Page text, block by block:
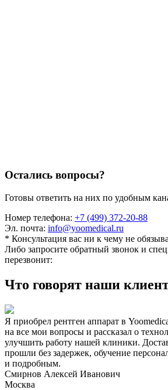
Остались вопросы?
Готовы ответить на них по удобным
Номер телефона: +7 (499) 372-20-88
Эл. почта: info@yoomedical.ru
* Консультация вас ни к чему не
Либо запросите обратный звонок и
перезвонит:
Что говорят наши
Я приобрел рентген аппарат в
на все мои вопросы и рассказал о
улучшить работу нашей клиники.
прошли без задержек, обучение
и подробным.
Смирнов Алексей Иванович
Москва